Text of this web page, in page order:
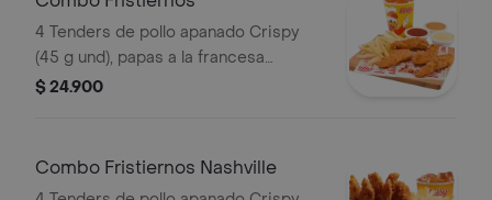
4 Tenders de pollo apanado Crispy
(45 g und), papas a la francesa
mediana (60 g) y gaseosa (325 ml)
$ 24.900
Combo Fristiernos Nashville